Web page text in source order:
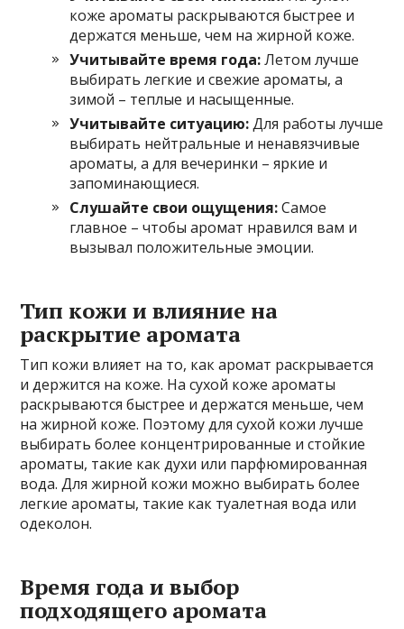
коже ароматы раскрываются быстрее и
держатся меньше, чем на жирной коже.
Учитывайте время года:Летом лучше
выбирать легкие и свежие ароматы, а
зимой – теплые и насыщенные.
Учитывайте ситуацию:Для работы лучше
выбирать нейтральные и ненавязчивые
ароматы, а для вечеринки – яркие и
запоминающиеся.
Слушайте свои ощущения:Самое
главное – чтобы аромат нравился вам и
вызывал положительные эмоции.
Тип кожи и влияние на
раскрытие аромата
Тип кожи влияет на то, как аромат раскрывается
и держится на коже. На сухой коже ароматы
раскрываются быстрее и держатся меньше, чем
на жирной коже. Поэтому для сухой кожи лучше
выбирать более концентрированные и стойкие
ароматы, такие как духи или парфюмированная
вода. Для жирной кожи можно выбирать более
легкие ароматы, такие как туалетная вода или
одеколон.
Время года и выбор
подходящего аромата